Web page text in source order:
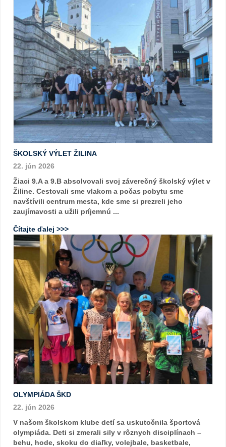
ŠKOLSKÝ VÝLET ŽILINA
22. jún 2026
Žiaci 9.A a 9.B absolvovali svoj záverečný školský výlet v
Žiline. Cestovali sme vlakom a počas pobytu sme
navštívili centrum mesta, kde sme si prezreli jeho
zaujímavosti a užili príjemnú ...
Čítajte ďalej >>>
OLYMPIÁDA ŠKD
22. jún 2026
V našom školskom klube detí sa uskutočnila športová
olympiáda. Deti si zmerali sily v rôznych disciplínach –
behu, hode, skoku do diaľky, volejbale, basketbale,